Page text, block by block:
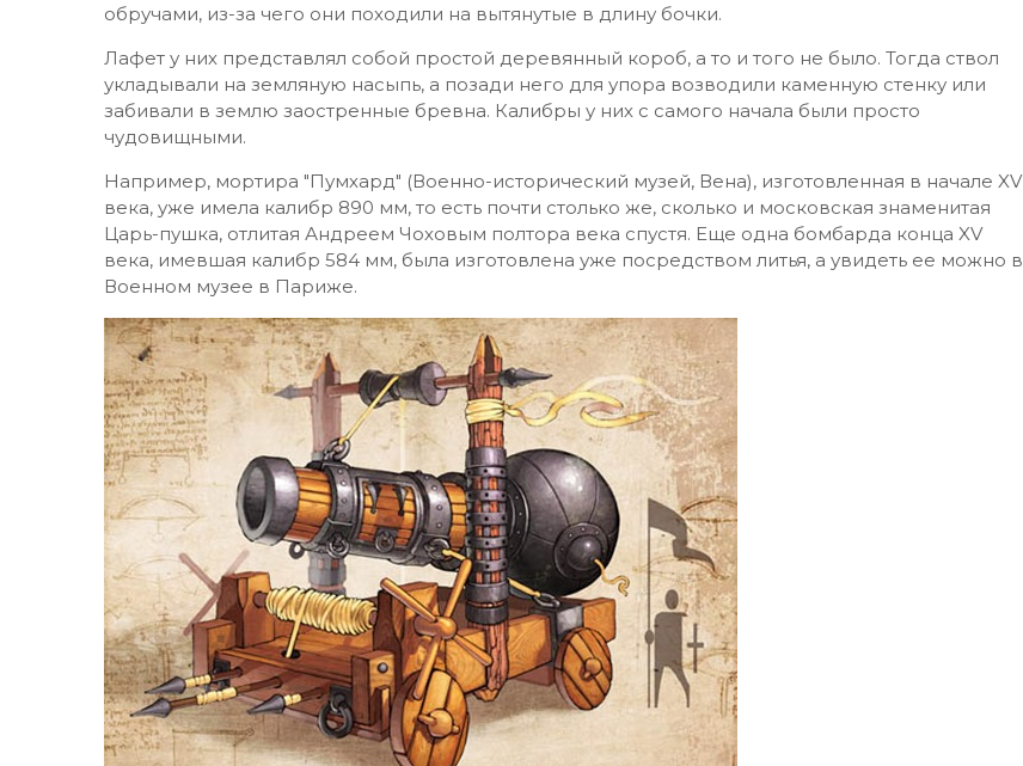
обручами, из-за чего они походили на вытянутые в длину бочки.
Лафет у них представлял собой простой деревянный короб, а то и того не было. Тогда ствол
укладывали на земляную насыпь, а позади него для упора возводили каменную стенку или
забивали в землю заостренные бревна. Калибры у них с самого начала были просто
чудовищными.
Например, мортира "Пумхард" (Военно-исторический музей, Вена), изготовленная в начале XV
века, уже имела калибр 890 мм, то есть почти столько же, сколько и московская знаменитая
Царь-пушка, отлитая Андреем Чоховым полтора века спустя. Еще одна бомбарда конца XV
века, имевшая калибр 584 мм, была изготовлена уже посредством литья, а увидеть ее можно в
Военном музее в Париже.